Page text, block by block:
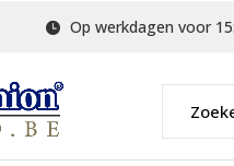
Op werkdagen voor